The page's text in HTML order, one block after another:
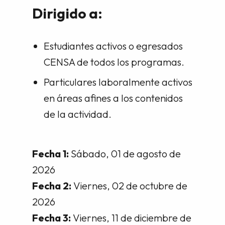
Dirigido a:
Estudiantes activos o egresados
CENSA de todos los programas.
Particulares laboralmente activos
en áreas afines a los contenidos
de la actividad.
Fecha 1: Sábado, 01 de agosto de
2026
Fecha 2: Viernes, 02 de octubre de
2026
Fecha 3: Viernes, 11 de diciembre de